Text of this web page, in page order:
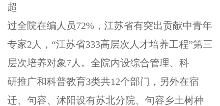
超
过全院在编人员72%，江苏省有突出贡献中青年
专家2人，“江苏省333高层次人才培养工程”第三
层次培养对象7人。全院内设综合管理、科
研推广和科普教育3类共12个部门，另外在宿
迁、句容、沭阳设有苏北分院、句容乡土树种